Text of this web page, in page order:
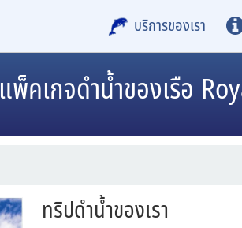
บริการของเรา
แพ็คเกจดำน้ำของเรือ
ทริปดำน้ำของเรา